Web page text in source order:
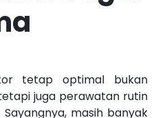
tetap optimal bukan
juga perawatan rutin
masih banyak